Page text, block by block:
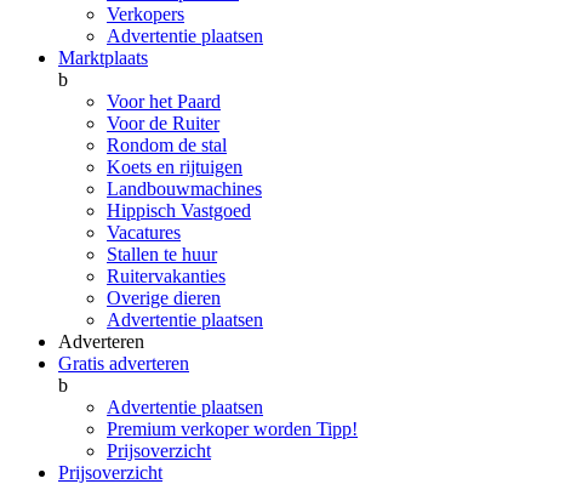
Verkopers
Advertentie plaatsen
Marktplaats
b
Voor het Paard
Voor de Ruiter
Rondom de stal
Koets en rijtuigen
Landbouwmachines
Hippisch Vastgoed
Vacatures
Stallen te huur
Ruitervakanties
Overige dieren
Advertentie plaatsen
Adverteren
Gratis adverteren
b
Advertentie plaatsen
Premium verkoper worden Tipp!
Prijsoverzicht
Prijsoverzicht